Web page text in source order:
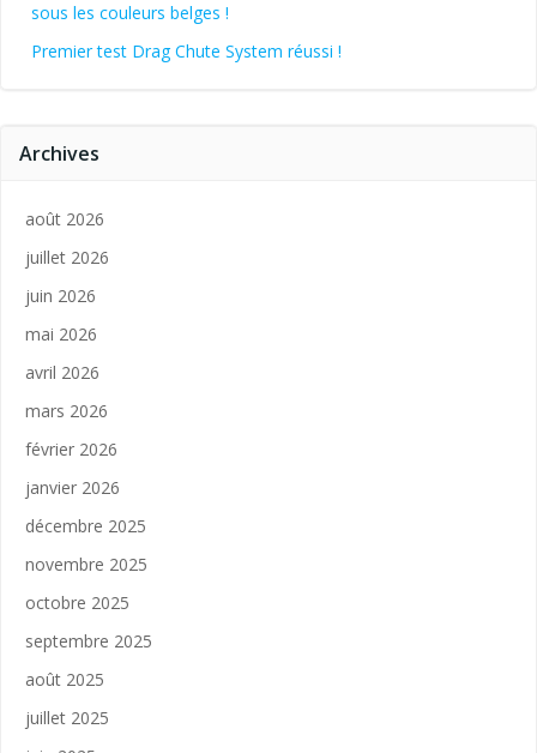
sous les couleurs belges !
Premier test Drag Chute System réussi !
Archives
août 2026
juillet 2026
juin 2026
mai 2026
avril 2026
mars 2026
février 2026
janvier 2026
décembre 2025
novembre 2025
octobre 2025
septembre 2025
août 2025
juillet 2025